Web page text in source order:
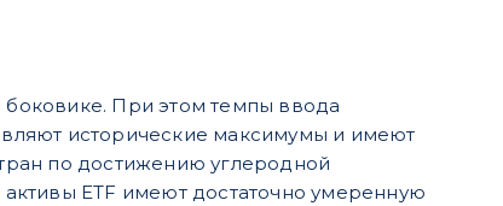
боковике. При этом темпы ввода
исторические максимумы и имеют
по достижению углеродной
ETF имеют достаточно умеренную